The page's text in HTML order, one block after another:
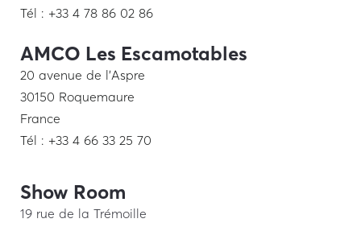
Tél : +33 4 78 86 02 86
AMCO Les Escamotables
20 avenue de l’Aspre
30150 Roquemaure
France
Tél : +33 4 66 33 25 70
Show Room
19 rue de la Trémoille